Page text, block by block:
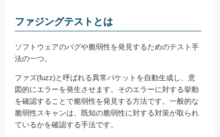
ファジングテストとは
ソフトウェアのバグや脆弱性を発見するためのテスト手
法の一つ。
ファズ(fuzz)と呼ばれる異常パケットを自動生成し、意
図的にエラーを発生させます。そのエラーに対する挙動
を確認することで脆弱性を発見する方法です。一般的な
脆弱性スキャンは、既知の脆弱性に対する対策が取られ
ているかを確認する手法です。